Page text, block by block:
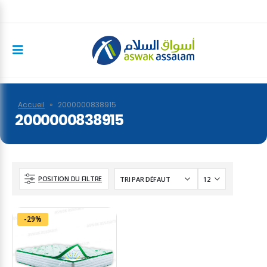
Accueil » 2000000838915
2000000838915
POSITION DU FILTRE
-29%